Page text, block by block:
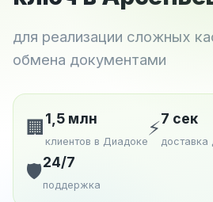
для реализации сложных
обмена документами
🏢 1,5 млн
клиентов в Диадоке
⚡7 сек
доставка
🛡️24/7
поддержка